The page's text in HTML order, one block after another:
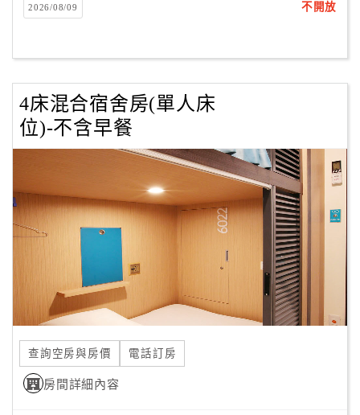
2026/08/09 不開放
4床混合宿舍房(單人床
位)-不含早餐
查詢空房與房價 電話訂房
房間詳細內容